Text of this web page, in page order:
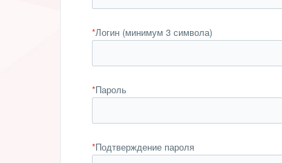
*Логин (минимум 3 символа)
*Пароль
*Подтверждение пароля